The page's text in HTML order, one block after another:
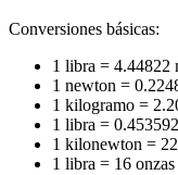
Conversiones básicas:
1 libra = 4.44822
1 newton =
1 kilogramo =
1 libra =
1 kilonewton =
1 libra = 16 onzas